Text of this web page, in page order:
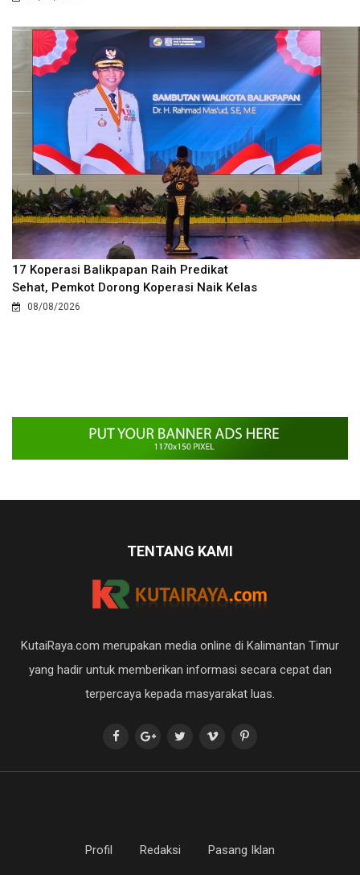
17 Koperasi Balikpapan Raih Predikat
Sehat, Pemkot Dorong Koperasi Naik Kelas
08/08/2026
TENTANG KAMI
KutaiRaya.com merupakan media online di Kalimantan Timur
yang hadir untuk memberikan informasi secara cepat dan
terpercaya kepada masyarakat luas.
Profil Redaksi Pasang Iklan